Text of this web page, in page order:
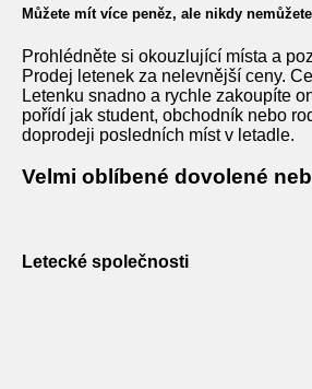
Můžete mít více peněz, ale nikdy
Prohlédněte si okouzlující místa a
Prodej letenek za nelevnější ceny.
Letenku snadno a rychle zakoupíte
pořídí jak student, obchodník nebo
doprodeji posledních míst v letadle.
Velmi oblíbené dovolené
Letecké společnosti